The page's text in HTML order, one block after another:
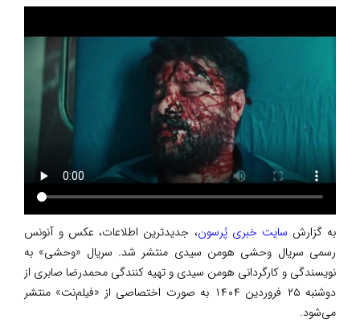
به گزارش سایت خبری پُرسون، جدیدترین اطلاعات، عکس و آنونس
رسمی سریال وحشی هومن سیدی منتشر شد. سریال «وحشی» به
نویسندگی و کارگردانی هومن سیدی و تهیه کنندگی محمدرضا صابری از
دوشنبه ۲۵ فروردین ۱۴۰۴ به صورت اختصاصی از «فیلم‌نت» منتشر
می‌شود.